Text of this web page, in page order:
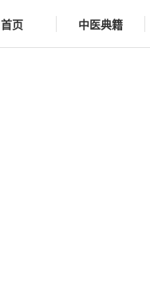
首页 中医典籍